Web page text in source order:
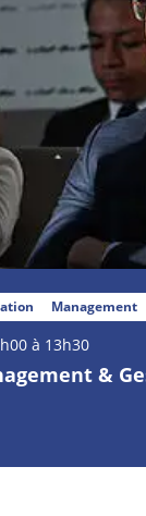
Management
à 13h30
&